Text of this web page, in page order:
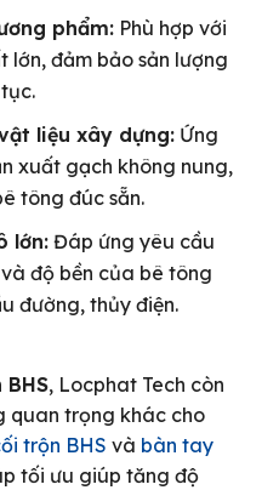
phẩm: Phù hợp với
lớn, đảm bảo sản lượng
liệu xây dựng: Ứng
xuất gạch không nung,
tông đúc sẵn.
lớn: Đáp ứng yêu cầu
độ bền của bê tông
đường, thủy điện.
, Locphat Tech còn
quan trọng khác cho
trộn BHS và bàn tay
tối ưu giúp tăng độ